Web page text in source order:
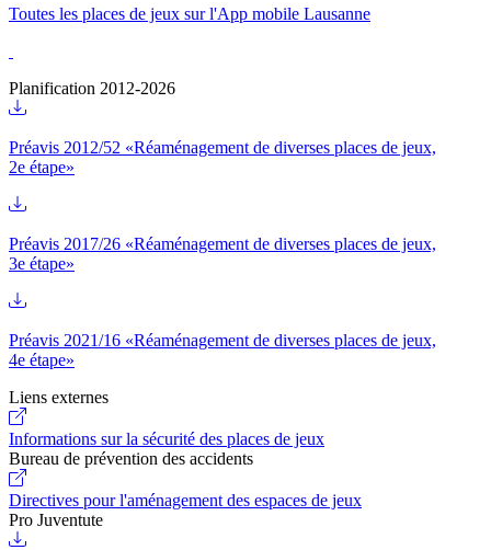
Toutes les places de jeux sur l'App mobile Lausanne
Planification 2012-2026
Préavis 2012/52 «Réaménagement de diverses places de jeux,
2e étape»
Préavis 2017/26 «Réaménagement de diverses places de jeux,
3e étape»
Préavis 2021/16 «Réaménagement de diverses places de jeux,
4e étape»
Liens externes
Informations sur la sécurité des places de jeux
Bureau de prévention des accidents
Directives pour l'aménagement des espaces de jeux
Pro Juventute